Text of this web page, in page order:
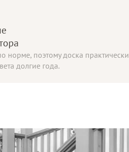
норме, поэтому доска практически
долгие года.